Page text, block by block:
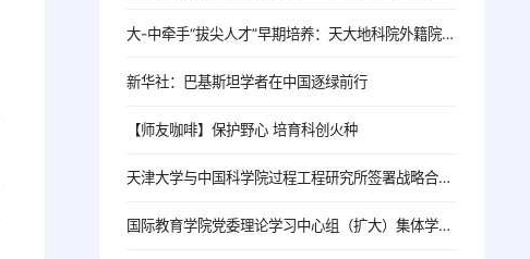
大-中牵手“拔尖人才”早期培养：天大地科院外籍院士Robert Mark Ellam走进新华中学
新华社：巴基斯坦学者在中国逐绿前行
【师友咖啡】保护野心 培育科创火种
天津大学与中国科学院过程工程研究所签署战略合作协议
国际教育学院党委理论学习中心组（扩大）集体学习习近平总书记会见巴基斯坦总理夏巴兹重要讲话精神